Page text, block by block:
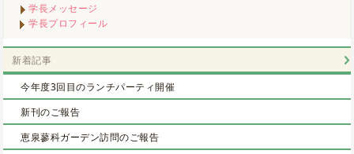
学長メッセージ
学長プロフィール
新着記事
今年度3回目のランチパーティ開催
新刊のご報告
恵泉蓼科ガーデン訪問のご報告